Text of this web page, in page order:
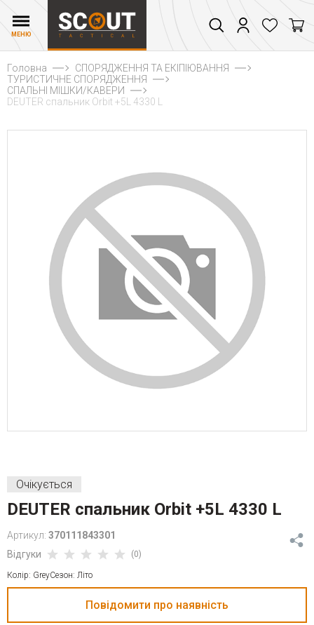
МЕНЮ
Головна
СПОРЯДЖЕННЯ ТА ЕКІПІЮВАННЯ
ТУРИСТИЧНЕ СПОРЯДЖЕННЯ
СПАЛЬНІ МІШКИ/КАВЕРИ
DEUTER спальник Orbit +5L 4330 L
Очікується
DEUTER спальник Orbit +5L 4330 L
Артикул: 370111843301
Відгуки
(0)
Колір: GreyСезон: Літо